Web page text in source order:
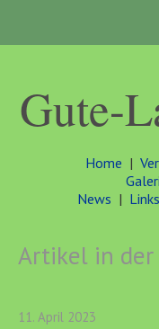
Gute-
Home |
News | Links
Artikel in der
11. April 2023